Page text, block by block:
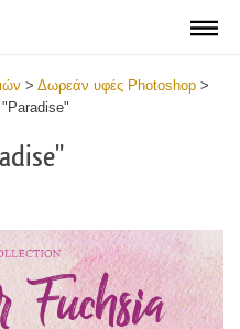
> Δωρεάν υφές Photoshop >